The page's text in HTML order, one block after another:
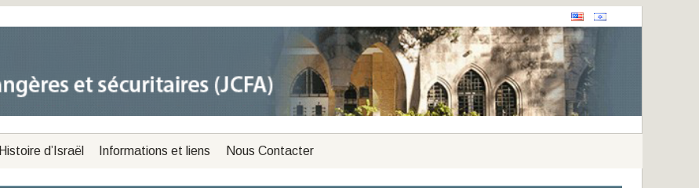
Histoire d’Israël Informations et liens Nous Contacter